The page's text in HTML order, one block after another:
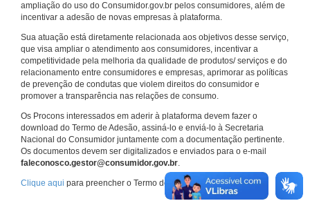
ampliação do uso do Consumidor.gov.br pelos consumidores, além de
incentivar a adesão de novas empresas à plataforma.
Sua atuação está diretamente relacionada aos objetivos desse serviço,
que visa ampliar o atendimento aos consumidores, incentivar a
competitividade pela melhoria da qualidade de produtos/ serviços e do
relacionamento entre consumidores e empresas, aprimorar as políticas
de prevenção de condutas que violem direitos do consumidor e
promover a transparência nas relações de consumo.
Os Procons interessados em aderir à plataforma devem fazer o
download do Termo de Adesão, assiná-lo e enviá-lo à Secretaria
Nacional do Consumidor juntamente com a documentação pertinente.
Os documentos devem ser digitalizados e enviados para o e-mail
faleconosco.gestor@consumidor.gov.br.
Clique aqui para preencher o Termo de Adesão.